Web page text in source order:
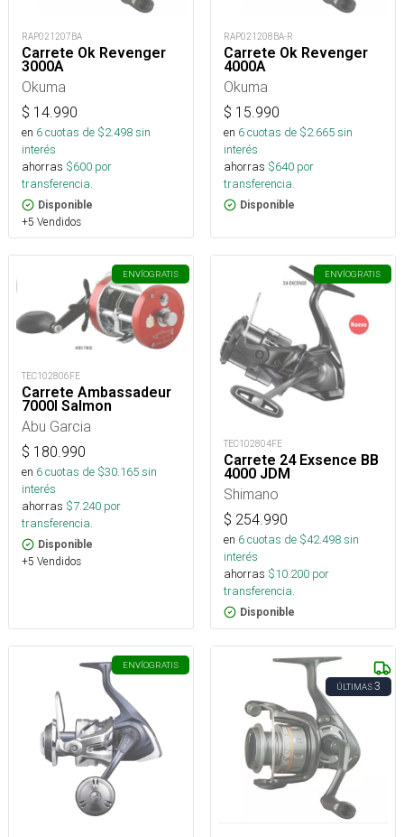
RAP021207BA
Carrete Ok Revenger
3000A
Okuma
$ 14.990
en 6cuotas de $2.498sin
interés
ahorras $600 por
transferencia.
Disponible
+5 Vendidos
RAP021208BA-R
Carrete Ok Revenger
4000A
Okuma
$ 15.990
en 6cuotas de $2.665sin
interés
ahorras $640 por
transferencia.
Disponible
ENVÍOGRATIS
TEC102806FE
Carrete Ambassadeur
7000I Salmon
Abu Garcia
$ 180.990
en 6cuotas de $30.165sin
interés
ahorras $7.240 por
transferencia.
Disponible
+5 Vendidos
ENVÍOGRATIS
TEC102804FE
Carrete 24 Exsence BB
4000 JDM
Shimano
$ 254.990
en 6cuotas de $42.498sin
interés
ahorras $10.200 por
transferencia.
Disponible
ENVÍOGRATIS
ÚLTIMAS3